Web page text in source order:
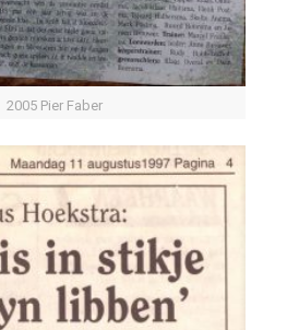
2005 Pier Faber